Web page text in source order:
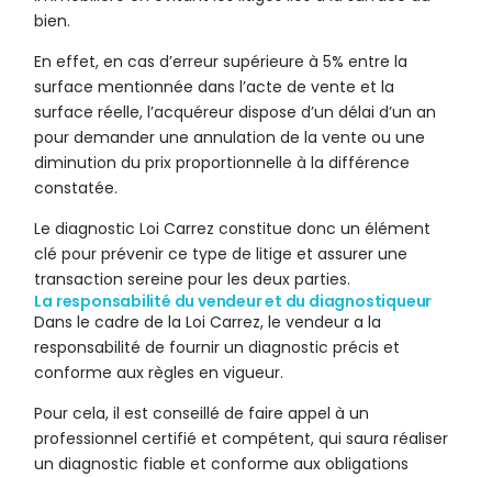
bien.
En effet, en cas d’erreur supérieure à 5% entre la
surface mentionnée dans l’acte de vente et la
surface réelle, l’acquéreur dispose d’un délai d’un an
pour demander une annulation de la vente ou une
diminution du prix proportionnelle à la différence
constatée.
Le diagnostic Loi Carrez constitue donc un élément
clé pour prévenir ce type de litige et assurer une
transaction sereine pour les deux parties.
La responsabilité du vendeur et du diagnostiqueur
Dans le cadre de la Loi Carrez, le vendeur a la
responsabilité de fournir un diagnostic précis et
conforme aux règles en vigueur.
Pour cela, il est conseillé de faire appel à un
professionnel certifié et compétent, qui saura réaliser
un diagnostic fiable et conforme aux obligations